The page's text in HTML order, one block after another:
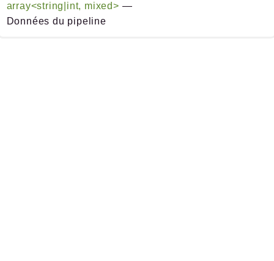
array<string|int, mixed> —
Données du pipeline